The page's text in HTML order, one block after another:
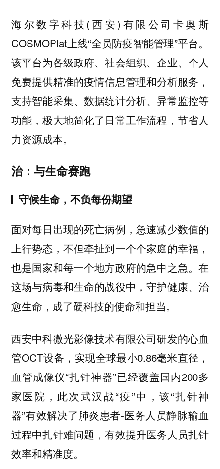
海尔数字科技(西安)有限公司卡奥斯
COSMOPlat上线“全员防疫智能管理”平台。
该平台为各级政府、社会组织、企业、个人
免费提供精准的疫情信息管理和分析服务，
支持智能采集、数据统计分析、异常监控等
功能，极大地简化了日常工作流程，节省人
力资源成本。
治：与生命赛跑
守候生命，不负每份期望
面对每日出现的死亡病例，急速减少数值的
上行势态，不但牵扯到一个个家庭的幸福，
也是国家和每一个地方政府的急中之急。在
这场与病毒和生命的战役中，守护健康、治
愈生命，成了硬科技的使命和担当。
西安中科微光影像技术有限公司研发的心血
管OCT设备，实现全球最小0.86毫米直径，
血管成像仪“扎针神器”已经覆盖国内200多
家医院，此次武汉战“疫”中，该“扎针神
器”有效解决了肺炎患者-医务人员静脉输血
过程中扎针难问题，有效提升医务人员扎针
效率和精准度。